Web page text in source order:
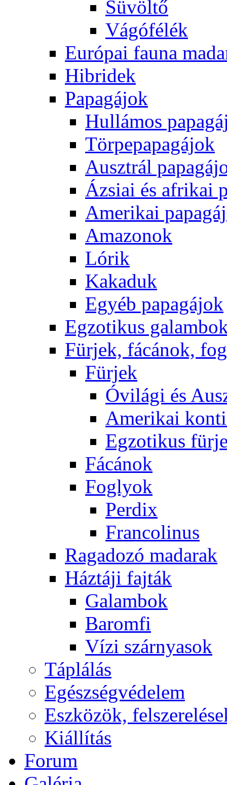
Süvöltő
Vágófélék
Európai fauna
Hibridek
Papagájok
Hullámos
Törpepapagájok
Ausztrál
Ázsiai és afrikai
Amerikai
Amazonok
Lórik
Kakaduk
Egyéb papagájok
Egzotikus
Fürjek, fácánok,
Fürjek
Óvilági és
Amerikai
Egzotikus
Fácánok
Foglyok
Perdix
Francolinus
Ragadozó madarak
Háztáji fajták
Galambok
Baromfi
Vízi szárnyasok
Táplálás
Egészségvédelem
Eszközök,
Kiállítás
Forum